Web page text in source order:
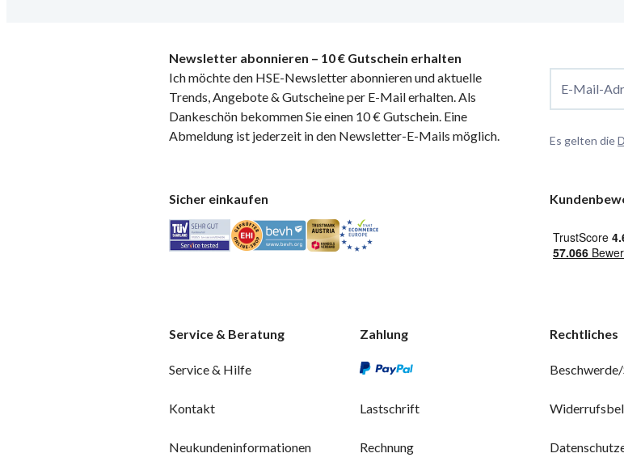
Newsletter abonnieren – 10 € Gutschein erhalten
Ich möchte den HSE-Newsletter abonnieren und aktuelle
Trends, Angebote & Gutscheine per E-Mail erhalten. Als
Dankeschön bekommen Sie einen 10 € Gutschein. Eine
Abmeldung ist jederzeit in den Newsletter-E-Mails möglich.
E-Mail-
Es gelten die
Sicher einkaufen
Service & Beratung
Service & Hilfe
Kontakt
Neukundeninformationen
Zahlung
Lastschrift
Rechnung
Rechtliches